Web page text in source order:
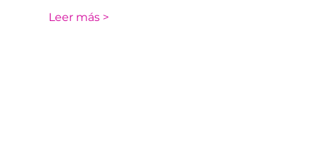
Leer más >